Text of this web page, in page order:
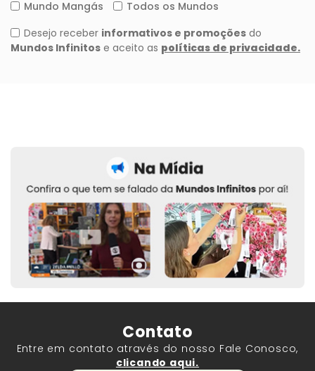
Contato
Entre em contato através do nosso Fale Conosco,
clicando aqui.